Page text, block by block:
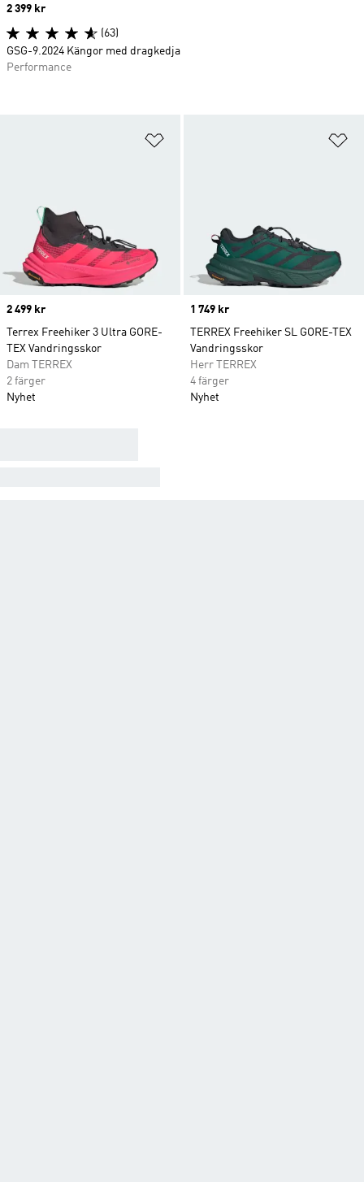
Price
2 499 kr
Terrex Freehiker 3 Ultra GORE-
TEX Vandringsskor
Dam TERREX
2 färger
Nyhet
Price
1 749 kr
TERREX Freehiker SL GORE-TEX
Vandringsskor
Herr TERREX
4 färger
Nyhet
Price
2 399 kr
(63)
GSG-9.2024 Kängor med dragkedja
Performance